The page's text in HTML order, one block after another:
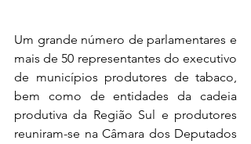
Um grande número de parlamentares e
mais de 50 representantes do executivo
de municípios produtores de tabaco,
bem como de entidades da cadeia
produtiva da Região Sul e produtores
reuniram-se na Câmara dos Deputados